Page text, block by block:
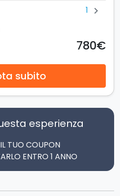
1 chevron_right
780€
subito
esperienza
TUO COUPON
ENTRO 1 ANNO